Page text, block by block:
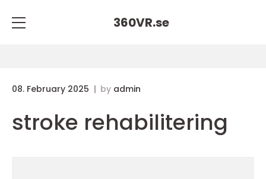
360VR.se
08. February 2025 by admin
stroke rehabilitering